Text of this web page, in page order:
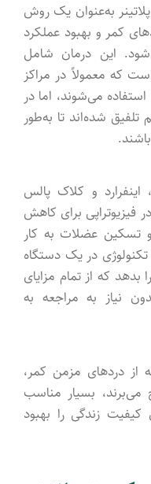
پلاتینر به‌عنوان یک روش
کمر و بهبود عملکرد
این درمان شامل
که معمولاً در مراکز
استفاده می‌شوند، اما در
تلفیق شده‌اند تا به‌طور
اینفرارد و کلاک پالس
فیزیوتراپی برای کاهش
تسکین عضلات به کار
تکنولوژی در یک دستگاه
که از تمام مزایای
نیاز به مراجعه به
از دردهای مزمن کمر،
می‌برند، بسیار مناسب
زندگی را بهبود